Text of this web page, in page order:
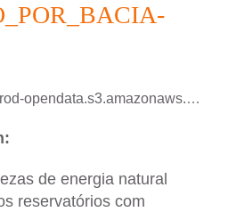
dataset/ena_bacia_di/ENA_DIARIO_BACIAS_2019.xlsx
de energia natural
reservatórios com